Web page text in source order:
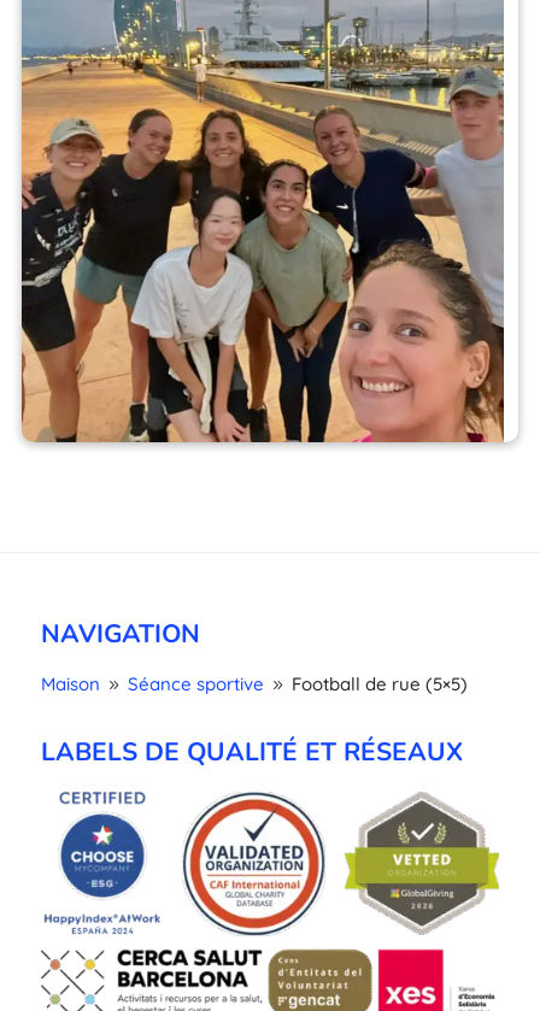
NAVIGATION
Maison 9 Séance sportive 9 Football de rue (5×5)
LABELS DE QUALITÉ ET RÉSEAUX